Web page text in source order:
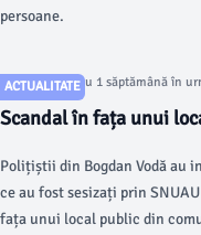
persoane.
ACTUALITATE
Articol postat cu 1 săptămână în
Scandal în fața unui
Polițiștii din Bogdan Vodă au
ce au fost sesizați prin
fața unui local public din